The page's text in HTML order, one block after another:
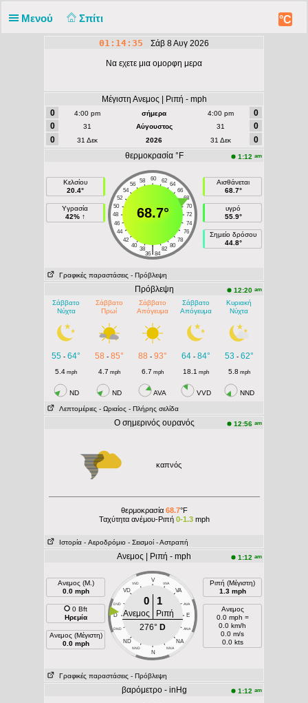
Μενού Σπίτι °C
01:14:35 Σάβ 8 Αυγ 2026
Να εχετε μια ομορφη μερα
Μέγιστη Ανεμος | Ριπή - mph
0
4:00 pm σήμερα 4:00 pm
0
0
31 Αύγουστος 31
0
0
31 Δεκ 2026 31 Δεκ
0
θερμοκρασία °F
1:12 am
Κελσίου
20.4°
Υγρασία
42% ↑
60
58 62
56
64
54
66
52
68
50
70
48
72
46
74
44
76
42
78
40
80
38 82
|
36 84
68.7°
Αισθάνεται
68.7°
υγρό
55.9°
Σημείο δρόσου
44.8°
Γραφικές παραστάσεις - Πρόβλεψη
Πρόβλεψη 12:20 am
Σάββατο
Νύχτα
Σάββατο
Πρωί
Σάββατο
Απόγευμα
Σάββατο
Απόγευμα
Κυριακή
Νύχτα
55 - 64° 58 - 85° 88 - 93° 64- 84° 53 - 62°
5.4 mph 4.7 mph 6.7 mph 18.1 mph 5.8 mph
ND ND AVA VVD NND
Λεπτομέριες - Ωριαίος - Πλήρης σελίδα
Ο σημερινός ουρανός 12:56 am
καπνός
θερμοκρασία 68.7°F
Ταχύτητα ανέμου-Ριπή 0-1.3mph
Ιστορία - Aεροδρόμιο - Σεισμοί - Αστραπή
Ανεμος | Ριπή - mph 1:12 am
Ανεμος (Μ.)
0.0 mph
0 Bft
Ηρεμία
Ανεμος (Μέγιστη)
0.0 mph
V
VVD VVA
VD VA
DVD AVA
D E
DND ANA
ND NA
NND NNA
N
0 1
Ανεμος
Ριπή
276° D
Ριπή (Μέγιστη)
1.3 mph
Ανεμος
0.0 mph =
0.0 km/h
0.0 m/s
0.0 kts
Γραφικές παραστάσεις - Πρόβλεψη
βαρόμετρο - inHg 1:12 am